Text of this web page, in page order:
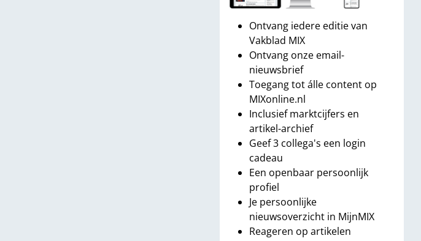
Ontvang iedere editie van
Vakblad MIX
Ontvang onze email-
nieuwsbrief
Toegang tot álle content op
MIXonline.nl
Inclusief marktcijfers en
artikel-archief
Geef 3 collega's een login
cadeau
Een openbaar persoonlijk
profiel
Je persoonlijke
nieuwsoverzicht in MijnMIX
Reageren op artikelen